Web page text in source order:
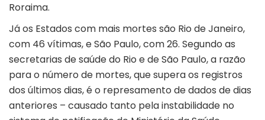
Roraima.
Já os Estados com mais mortes são Rio de Janeiro,
com 46 vítimas, e São Paulo, com 26. Segundo as
secretarias de saúde do Rio e de São Paulo, a razão
para o número de mortes, que supera os registros
dos últimos dias, é o represamento de dados de dias
anteriores – causado tanto pela instabilidade no